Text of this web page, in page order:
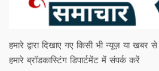
हमारे द्वारा दिखाए गए किसी भी न्यूज़ या
हमारे ब्रॉडकास्टिंग डिपार्टमेंट में संपर्क करें